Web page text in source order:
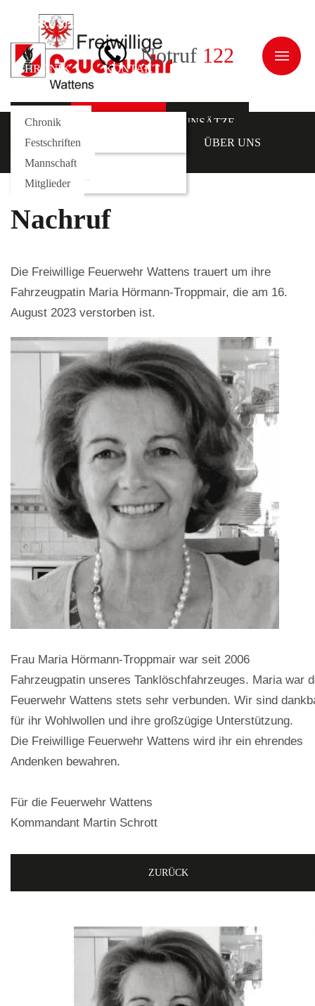
AUSRÜSTUNG
CHRONIK KONTAKT
Notruf 122
NEWS
Galerie
EINSÄTZE
AUSRÜSTUNG
Fahrzeuge
Rollcontainer
ÜBER UNS
Kommando
Funktionäre
Mannschaft
Mitglieder
CHRONIK
Chronik
Festschriften
Nachruf
Die Freiwillige Feuerwehr Wattens trauert um ihre
Fahrzeugpatin Maria Hörmann-Troppmair, die am 16.
August 2023 verstorben ist.
Frau Maria Hörmann-Troppmair war seit 2006
Fahrzeugpatin unseres Tanklöschfahrzeuges. Maria war
Feuerwehr Wattens stets sehr verbunden. Wir sind
für ihr Wohlwollen und ihre großzügige Unterstützung.
Die Freiwillige Feuerwehr Wattens wird ihr ein ehrendes
Andenken bewahren.
Für die Feuerwehr Wattens
Kommandant Martin Schrott
ZURÜCK